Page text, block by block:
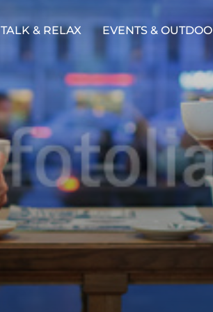
TALK & RELAX EVENTS &